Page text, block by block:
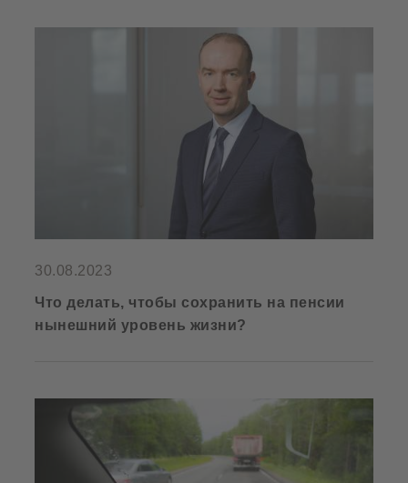
30.08.2023
Что делать, чтобы сохранить на пенсии
нынешний уровень жизни?